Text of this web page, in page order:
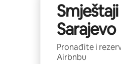
Sarajevo
Pronađite i
Airbnbu